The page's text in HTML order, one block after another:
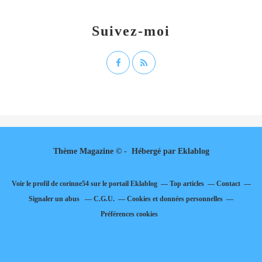
Suivez-moi
Thème Magazine © - Hébergé par Eklablog
Voir le profil de corinne54sur le portail Eklablog Top articles
Contact
Signaler un abus
C.G.U.
Cookies et données personnelles
Préférences cookies